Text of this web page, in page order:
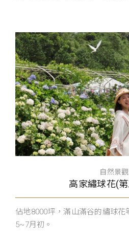
自然景觀
高家繡球花(
佔地8000坪，滿山滿谷的繡球花
5~7月初。